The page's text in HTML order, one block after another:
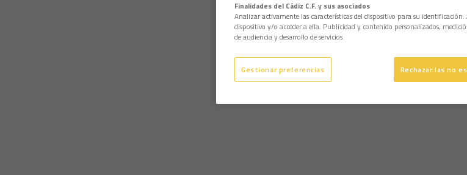
Finalidades del Cádiz C.F. y sus asociados
Analizar activamente las características del dispositivo para su
dispositivo y/o acceder a ella. Publicidad y contenido personalizados,
de audiencia y desarrollo de servicios.
Gestionar preferencias Rechazar las no